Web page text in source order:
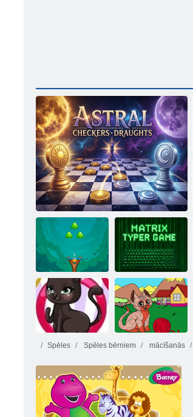
Astrālās dambretes melnraksti
Konfektes
Matricas
rakstītājs
dizainere
Krāsa mani
mājdzīvnieki
Spēles Spēles bērniem mācīšanās